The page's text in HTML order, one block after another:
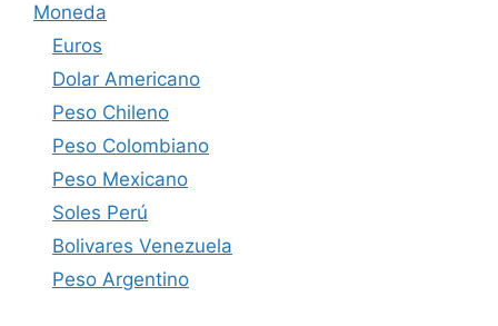
Moneda
Euros
Dolar Americano
Peso Chileno
Peso Colombiano
Peso Mexicano
Soles Perú
Bolivares Venezuela
Peso Argentino